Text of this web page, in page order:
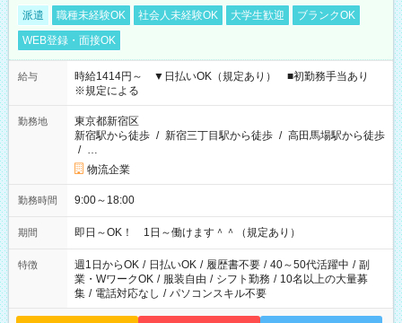
派遣 職種未経験OK 社会人未経験OK 大学生歓迎
ブランクOK
WEB登録・面接OK
給与
時給1414円～ ▼日払いOK（規定あり） ■初勤務手当あり
※規定による
勤務地
東京都新宿区
新宿駅から徒歩 / 新宿三丁目駅から徒歩 / 高田馬場駅から徒歩
/ …
物流企業
勤務時間 9:00～18:00
期間 即日～OK！ 1日～働けます＾＾（規定あり）
特徴 週1日からOK / 日払いOK / 履歴書不要 / 40～50代活躍中 / 副
業・WワークOK / 服装自由 / シフト勤務 / 10名以上の大量募
集 / 電話対応なし / パソコンスキル不要